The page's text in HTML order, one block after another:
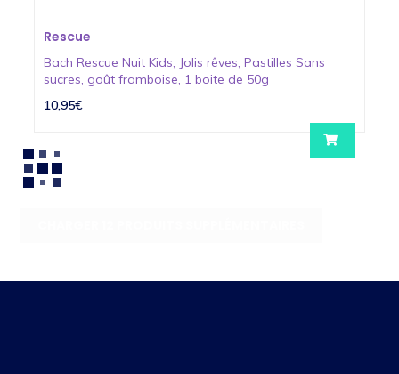
Rescue
Bach Rescue Nuit Kids, Jolis rêves, Pastilles Sans
sucres, goût framboise, 1 boite de 50g
10,95€